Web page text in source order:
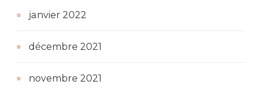
janvier 2022
décembre 2021
novembre 2021